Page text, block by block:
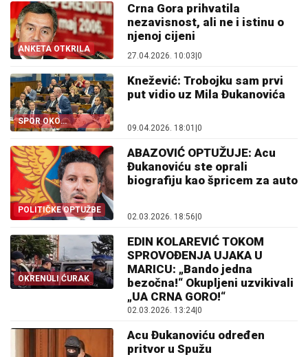
ANKETA OTKRILA
Crna Gora prihvatila
nezavisnost, ali ne i istinu o
njenoj cijeni
27.04.2026. 10:03 0
SPOR OKO
TROBOJKE
Knežević: Trobojku sam prvi
put vidio uz Mila Đukanovića
09.04.2026. 18:01 0
POLITIČKE OPTUŽBE
ABAZOVIĆ OPTUŽUJE: Acu
Đukanoviću ste oprali
biografiju kao špricem za auto
02.03.2026. 18:56 0
OKRENULI ĆURAK
EDIN KOLAREVIĆ TOKOM
SPROVOĐENJA UJAKA U
MARICU: „Bando jedna
bezočna!“ Okupljeni uzvikivali
„UA CRNA GORO!“
02.03.2026. 13:24 0
Acu Đukanoviću određen
pritvor u Spužu